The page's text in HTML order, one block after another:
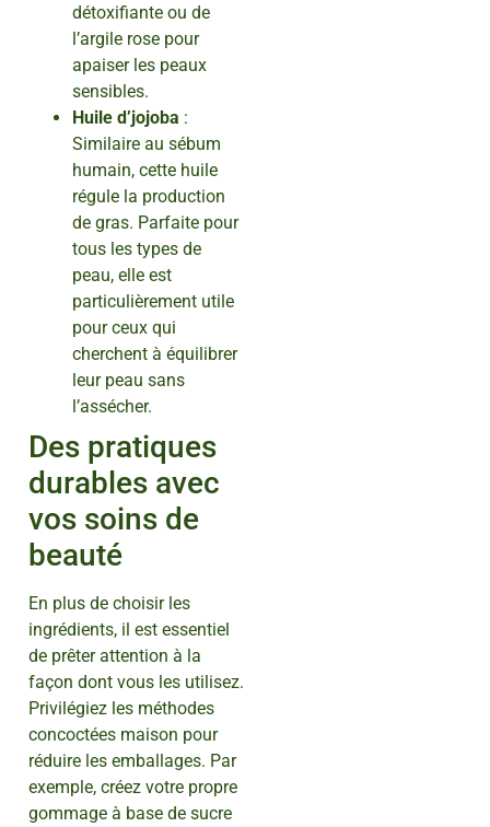
détoxifiante ou de
l’argile rose pour
apaiser les peaux
sensibles.
Huile d’jojoba :
Similaire au sébum
humain, cette huile
régule la production
de gras. Parfaite pour
tous les types de
peau, elle est
particulièrement utile
pour ceux qui
cherchent à équilibrer
leur peau sans
l’assécher.
Des pratiques
durables avec
vos soins de
beauté
En plus de choisir les
ingrédients, il est essentiel
de prêter attention à la
façon dont vous les utilisez.
Privilégiez les méthodes
concoctées maison pour
réduire les emballages. Par
exemple, créez votre propre
gommage à base de sucre